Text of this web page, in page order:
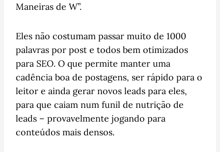
Maneiras de W”.
Eles não costumam passar muito de 1000
palavras por post e todos bem otimizados
para SEO. O que permite manter uma
cadência boa de postagens, ser rápido para o
leitor e ainda gerar novos leads para eles,
para que caiam num funil de nutrição de
leads – provavelmente jogando para
conteúdos mais densos.